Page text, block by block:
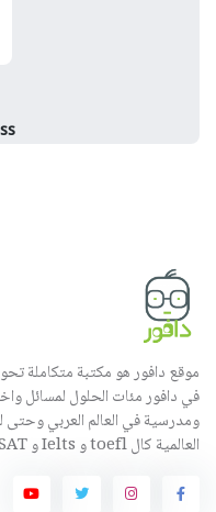
موقع دافور هو مكتبة متكاملة
في دافور مئات الحلول لمسائل
ومدرسية في العالم العربي وحتى
العالمية كال toefl و Ielts و SAT وغيرها الكثير.